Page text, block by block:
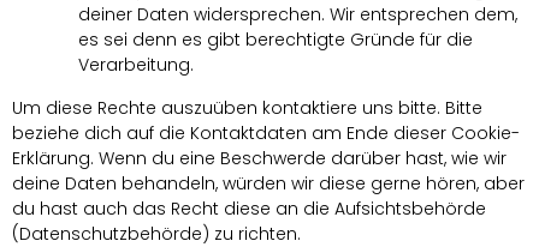
deiner Daten widersprechen. Wir entsprechen dem,
es sei denn es gibt berechtigte Gründe für die
Verarbeitung.
Um diese Rechte auszuüben kontaktiere uns bitte. Bitte
beziehe dich auf die Kontaktdaten am Ende dieser Cookie-
Erklärung. Wenn du eine Beschwerde darüber hast, wie wir
deine Daten behandeln, würden wir diese gerne hören, aber
du hast auch das Recht diese an die Aufsichtsbehörde
(Datenschutzbehörde) zu richten.